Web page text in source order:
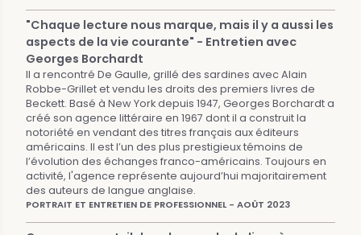
"Chaque lecture nous marque, mais il y a aussi les
aspects de la vie courante" - Entretien avec
Georges Borchardt
Il a rencontré De Gaulle, grillé des sardines avec Alain
Robbe-Grillet et vendu les droits des premiers livres de
Beckett. Basé à New York depuis 1947, Georges Borchardt a
créé son agence littéraire en 1967 dont il a construit la
notoriété en vendant des titres français aux éditeurs
américains. Il est l’un des plus prestigieux témoins de
l’évolution des échanges franco-américains. Toujours en
activité, l'agence représente aujourd’hui majoritairement
des auteurs de langue anglaise.
PORTRAIT ET ENTRETIEN DE PROFESSIONNEL - AOÛT 2023